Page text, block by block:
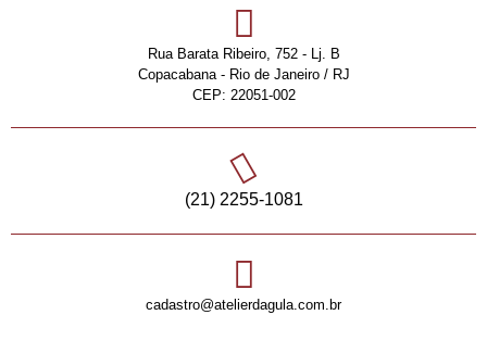
Rua Barata Ribeiro, 752 - Lj. B
Copacabana - Rio de Janeiro / RJ
CEP: 22051-002
(21) 2255-1081
cadastro@atelierdagula.com.br